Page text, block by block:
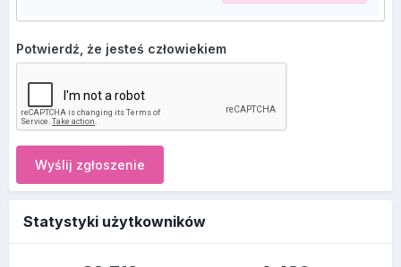
Potwierdź, że jesteś człowiekiem
Wyślij zgłoszenie
Statystyki użytkowników